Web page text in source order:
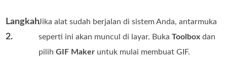
Langkah
2.
Jika alat sudah berjalan di sistem Anda, antarmuka
seperti ini akan muncul di layar. BukaToolbox dan
pilihGIF Maker untuk mulai membuat GIF.